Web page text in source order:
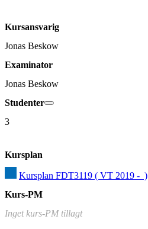
Kursansvarig
Jonas Beskow
Examinator
Jonas Beskow
Studenter
3
Kursplan
Kursplan FDT3119 ( VT 2019 -  )
Kurs-PM
Inget kurs-PM tillagt